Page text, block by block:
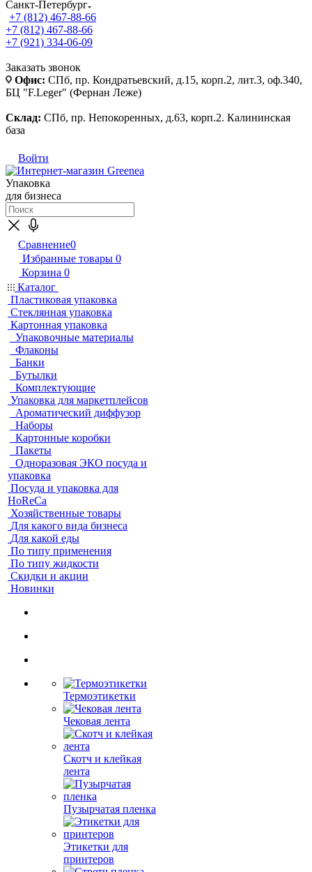
Санкт-Петербург
+7 (812) 467-88-66
+7 (812) 467-88-66
+7 (921) 334-06-09
Заказать звонок
Офис: СПб, пр. Кондратьевский, д.15, корп.2, лит.3, оф.340,
БЦ "F.Leger" (Фернан Леже)
Склад: СПб, пр. Непокоренных, д.63, корп.2. Калининская
база
Войти
Упаковка
для бизнеса
Сравнение0
Избранные товары 0
Корзина 0
Каталог
Пластиковая упаковка
Стеклянная упаковка
Картонная упаковка
Упаковочные материалы
Флаконы
Банки
Бутылки
Комплектующие
Упаковка для маркетплейсов
Ароматический диффузор
Наборы
Картонные коробки
Пакеты
Одноразовая ЭКО посуда и
упаковка
Посуда и упаковка для
HoReCa
Хозяйственные товары
Для какого вида бизнеса
Для какой еды
По типу применения
По типу жидкости
Скидки и акции
Новинки
Термоэтикетки
Чековая лента
Скотч и клейкая
лента
Пузырчатая пленка
Этикетки для
принтеров